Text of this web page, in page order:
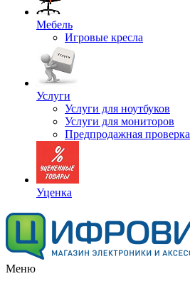
Мебель
Игровые кресла
Услуги
Услуги для ноутбуков
Услуги для мониторов
Предпродажная проверка
Уценка
Меню